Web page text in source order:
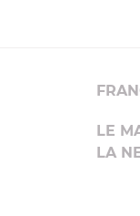
LE
LA